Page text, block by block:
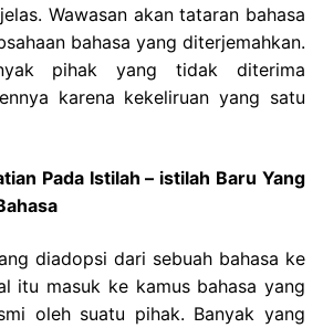
Wawasan akan tataran bahasa
bahasa yang diterjemahkan.
pihak yang tidak diterima
karena kekeliruan yang satu
Pada Istilah – istilah Baru Yang
diadopsi dari sebuah bahasa ke
itu masuk ke kamus bahasa yang
oleh suatu pihak. Banyak yang